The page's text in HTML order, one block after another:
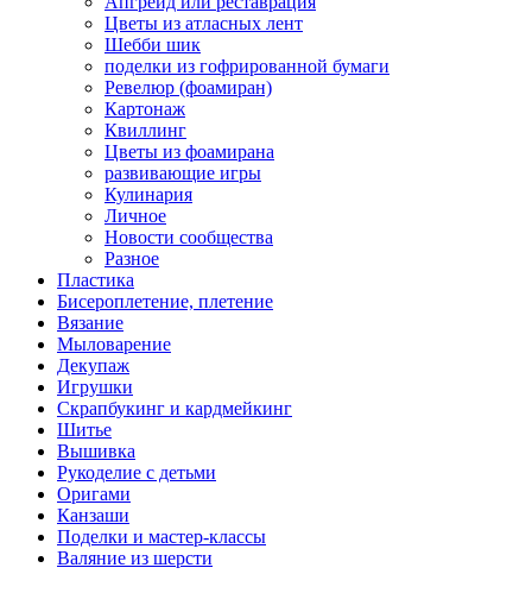
Цветы из атласных лент
Шебби шик
поделки из гофрированной бумаги
Ревелюр (фоамиран)
Картонаж
Квиллинг
Цветы из фоамирана
развивающие игры
Кулинария
Личное
Новости сообщества
Разное
Пластика
Бисероплетение, плетение
Вязание
Мыловарение
Декупаж
Игрушки
Скрапбукинг и кардмейкинг
Шитье
Вышивка
Рукоделие с детьми
Оригами
Канзаши
Поделки и мастер-классы
Валяние из шерсти